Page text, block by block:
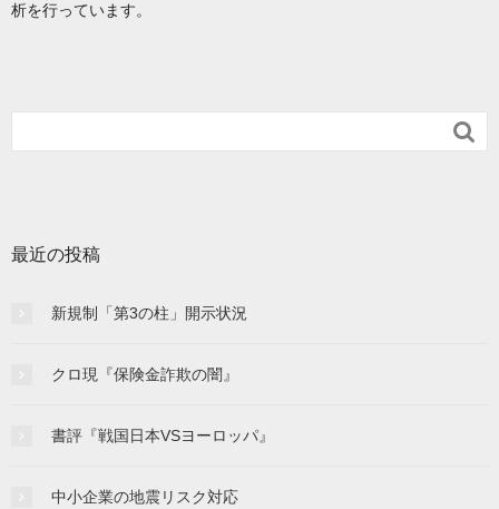
析を行っています。

最近の投稿
新規制「第3の柱」開示状況
クロ現『保険金詐欺の闇』
書評『戦国日本VSヨーロッパ』
中小企業の地震リスク対応